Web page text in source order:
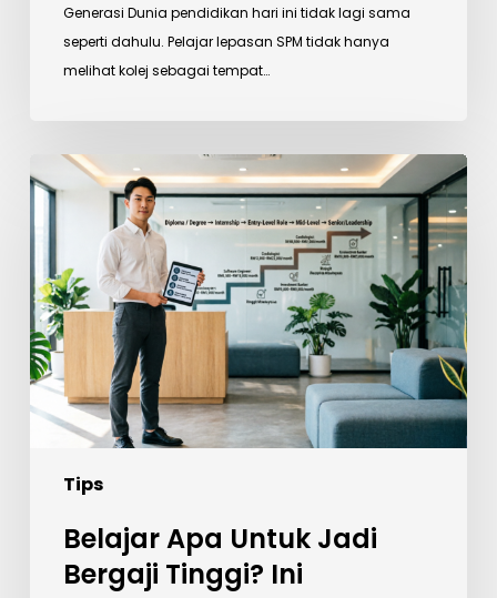
Generasi Dunia pendidikan hari ini tidak lagi sama
seperti dahulu. Pelajar lepasan SPM tidak hanya
melihat kolej sebagai tempat…
Tips
Belajar
Apa
Untuk
Bergaji
Tinggi?
Ini
Panduan
Realistik
Untuk
Lepasan
Belajar Apa Untuk Jadi
Bergaji Tinggi? Ini